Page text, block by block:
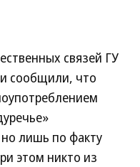
связей ГУ
сообщили, что
лишь по факту
этом никто из